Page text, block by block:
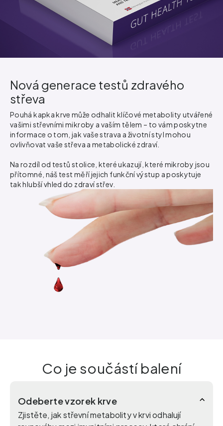
Nová generace testů zdravého
střeva
Pouhá kapka krve může odhalit klíčové metabolity utvářené
vašimi střevními mikroby a vaším tělem – to vám poskytne
informace o tom, jak vaše strava a životní styl mohou
ovlivňovat vaše střeva a metabolické zdraví.
Na rozdíl od testů stolice, které ukazují, které mikroby jsou
přítomné, náš test měří jejich funkční výstup a poskytuje
tak hlubší vhled do zdraví střev.
Co je součástí balení
Odeberte vzorek krve
Zjistěte, jak střevní metabolity v krvi odhalují